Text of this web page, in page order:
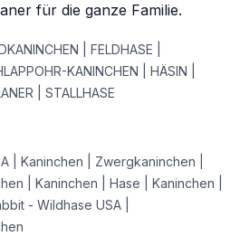
für die ganze Familie.
| FELDHASE |
KANINCHEN | HÄSIN |
| STALLHASE
| Kaninchen | Zwergkaninchen |
| Kaninchen | Hase | Kaninchen |
- Wildhase USA |